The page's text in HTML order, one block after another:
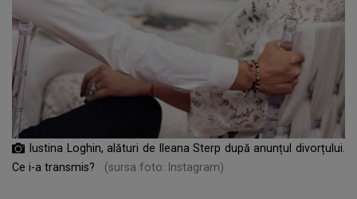
Iustina Loghin, alături de Ileana Sterp după anunțul divorțului.
Ce i-a transmis?
(sursa foto: Instagram)